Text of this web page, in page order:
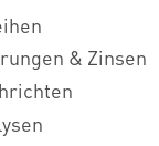
& Zinsen